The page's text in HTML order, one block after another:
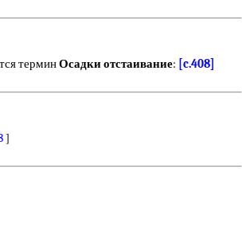
терминОсадки отстаивание: [c.408]
]